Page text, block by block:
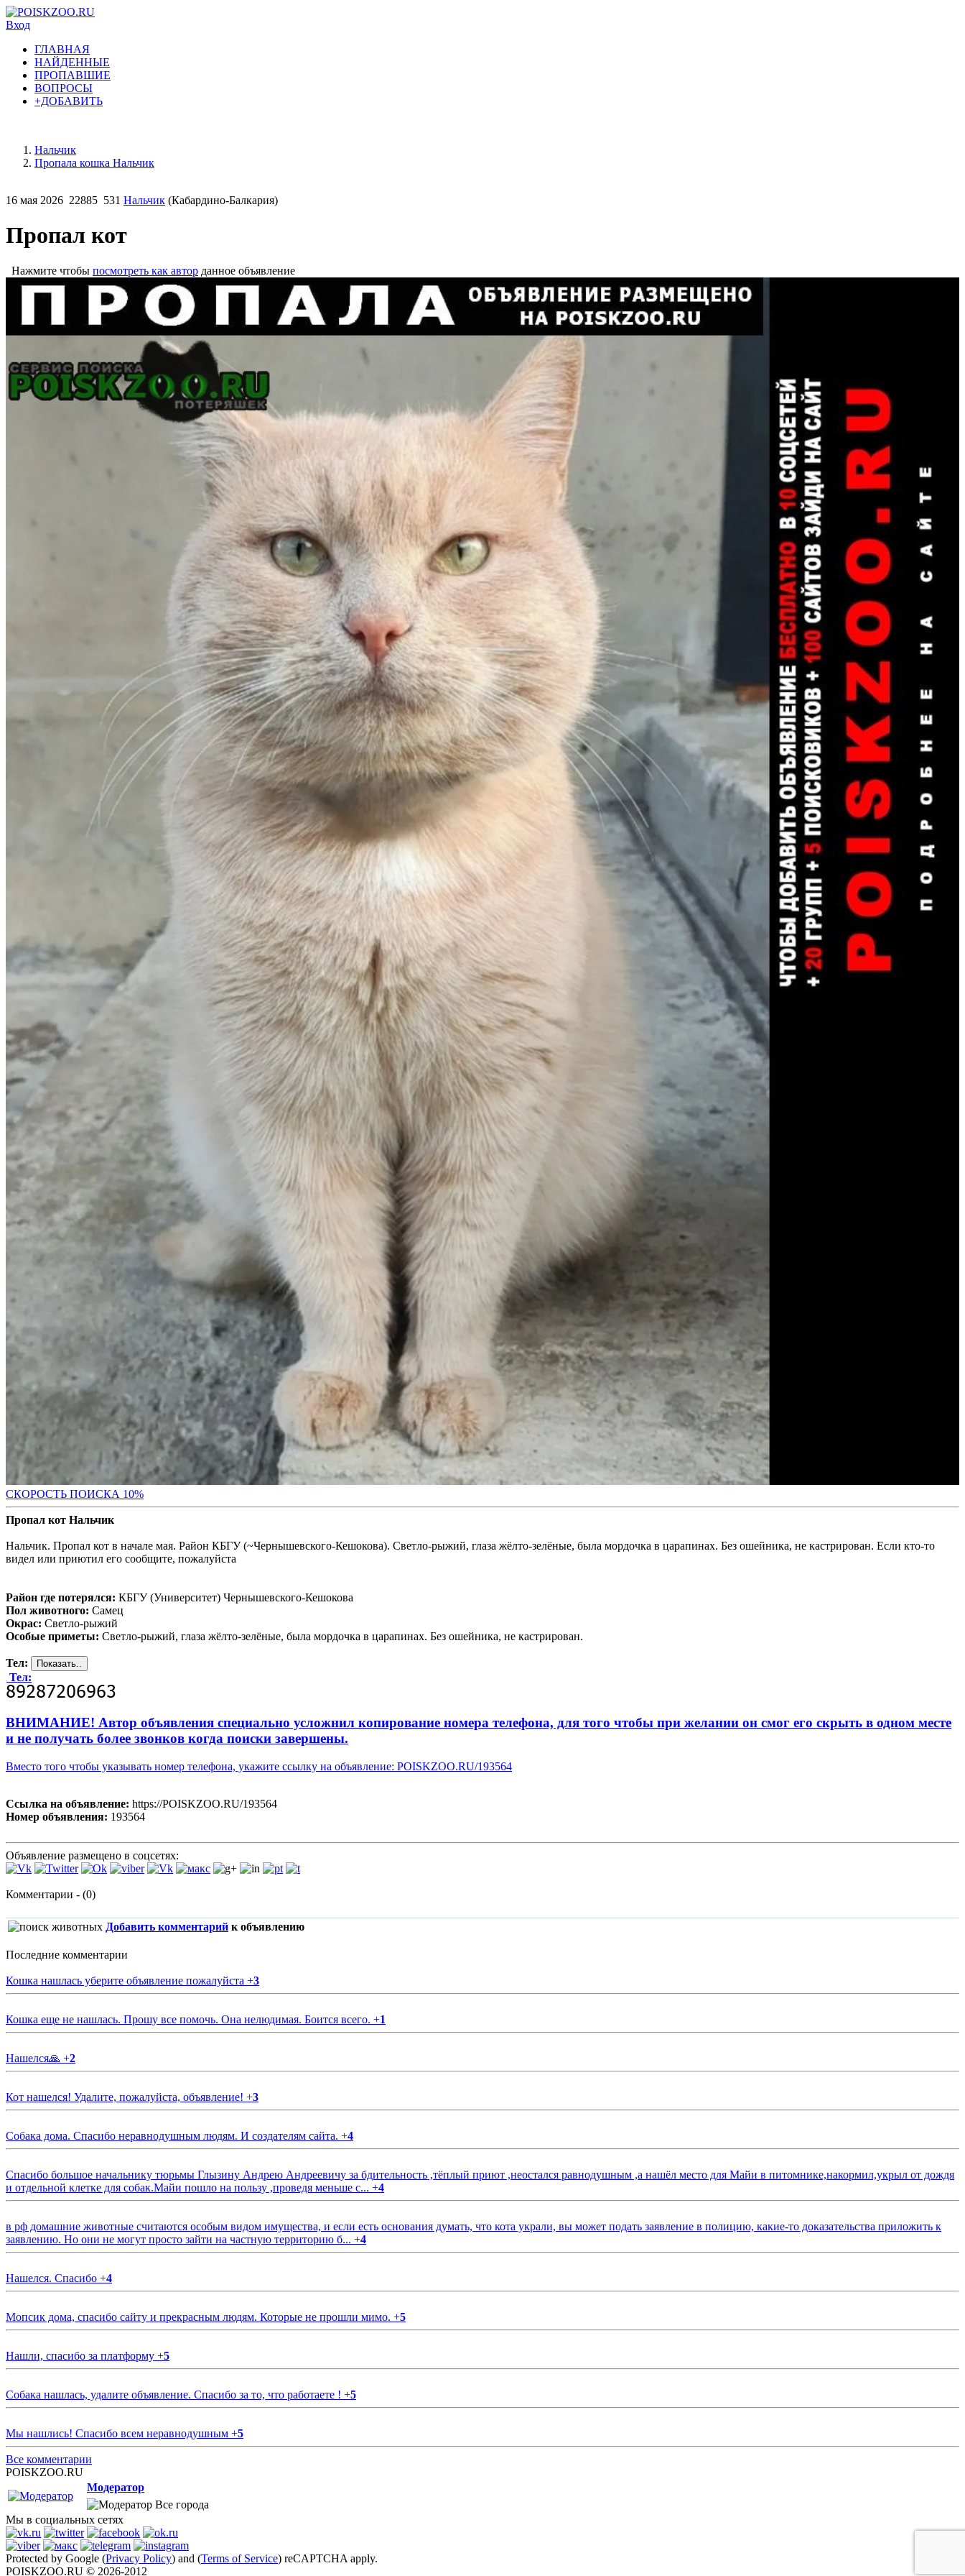
Вход
ГЛАВНАЯ
НАЙДЕННЫЕ
ПРОПАВШИЕ
ВОПРОСЫ
+ДОБАВИТЬ
Нальчик
Пропала кошка Нальчик
16 мая 2026 22885 531 Нальчик (Кабардино-Балкария)
Пропал кот
Нажмите чтобы посмотреть как автор данное объявление
СКОРОСТЬ ПОИСКА 10%
Пропал кот Нальчик
Нальчик. Пропал кот в начале мая. Район КБГУ (~Чернышевского-Кешокова). Светло-рыжий, глаза жёлто-зелёные, была мордочка в царапинах. Без ошейника, не кастрирован. Если кто-то
видел или приютил его сообщите, пожалуйста
Район где потерялся: КБГУ (Университет) Чернышевского-Кешокова
Пол животного: Самец
Окрас: Светло-рыжий
Особые приметы: Светло-рыжий, глаза жёлто-зелёные, была мордочка в царапинах. Без ошейника, не кастрирован.
Тел:
Тел:
ВНИМАНИЕ! Автор объявления специально усложнил копирование номера телефона, для того чтобы при желании он смог его скрыть в одном месте
и не получать более звонков когда поиски завершены.
Вместо того чтобы указывать номер телефона, укажите ссылку на объявление: POISKZOO.RU/193564
Ссылка на объявление: https://POISKZOO.RU/193564
Номер объявления: 193564
Объявление размещено в соцсетях:
Комментарии - (0)
Добавить комментарий к объявлению
Последние комментарии
Кошка нашлась уберите объявление пожалуйста +3
Кошка еще не нашлась. Прошу все помочь. Она нелюдимая. Боится всего. +1
Нашелся🙏 +2
Кот нашелся! Удалите, пожалуйста, объявление! +3
Собака дома. Спасибо неравнодушным людям. И создателям сайта. +4
Спасибо большое начальнику тюрьмы Глызину Андрею Андреевичу за бдительность ,тёплый приют ,неостался равнодушным ,а нашёл место для Майи в питомнике,накормил,укрыл от дождя
и отдельной клетке для собак.Майи пошло на пользу ,проведя меньше с... +4
в рф домашние животные считаются особым видом имущества, и если есть основания думать, что кота украли, вы может подать заявление в полицию, какие-то доказательства приложить к
заявлению. Но они не могут просто зайти на частную территорию б... +4
Нашелся. Спасибо +4
Мопсик дома, спасибо сайту и прекрасным людям. Которые не прошли мимо. +5
Нашли, спасибо за платформу +5
Собака нашлась, удалите объявление. Спасибо за то, что работаете ! +5
Мы нашлись! Спасибо всем неравнодушным +5
Все комментарии
POISKZOO.RU
Модератор
Все города
Мы в социальных сетях
Protected by Google (Privacy Policy) and (Terms of Service) reCAPTCHA apply.
POISKZOO.RU © 2026-2012